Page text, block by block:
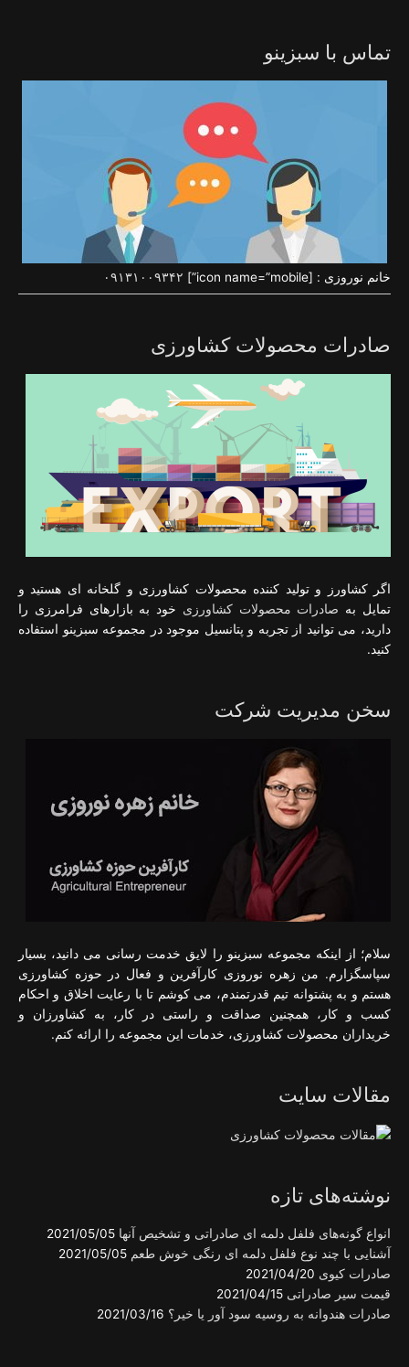
تماس با سبزینو
خانم نوروزی : [icon name=”mobile”] ۰۹۱۳۱۰۰۹۳۴۲
صادرات محصولات کشاورزی
اگر کشاورز و تولید کننده محصولات کشاورزی و گلخانه ای هستید و
تمایل به صادرات محصولات کشاورزی خود به بازارهای فرامرزی را
دارید، می توانید از تجربه و پتانسیل موجود در مجموعه سبزینو استفاده
کنید.
سخن مدیریت شرکت
سلام؛ از اینکه مجموعه سبزینو را لایق خدمت رسانی می دانید، بسیار
سپاسگزارم. من زهره نوروزی کارآفرین و فعال در حوزه کشاورزی
هستم و به پشتوانه تیم قدرتمندم، می کوشم تا با رعایت اخلاق و احکام
کسب و کار، همچنین صداقت و راستی در کار، به کشاورزان و
خریداران محصولات کشاورزی، خدمات این مجموعه را ارائه کنم.
مقالات سایت
نوشته‌های تازه
انواع گونه‌های فلفل دلمه ای صادراتی و تشخیص آنها 2021/05/05
آشنایی با چند نوع فلفل دلمه ای رنگی خوش طعم 2021/05/05
صادرات کیوی 2021/04/20
قیمت سیر صادراتی 2021/04/15
صادرات هندوانه به روسیه سود آور یا خیر؟ 2021/03/16